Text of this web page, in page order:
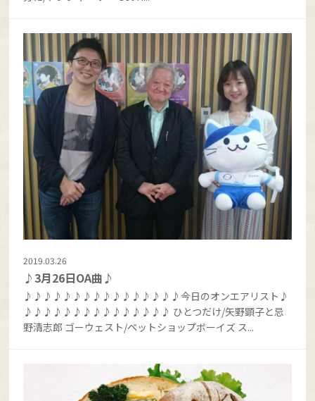
2019.03.26
♪3月26日OA曲♪
♪♪♪♪♪♪♪♪♪♪♪♪♪♪♪♪今日のオンエアリスト♪
♪♪♪♪♪♪♪♪♪♪♪♪♪♪♪ ひとつだけ/矢野顕子と忌
野清志郎 ゴーウェスト/ペットショップボーイズ ス...